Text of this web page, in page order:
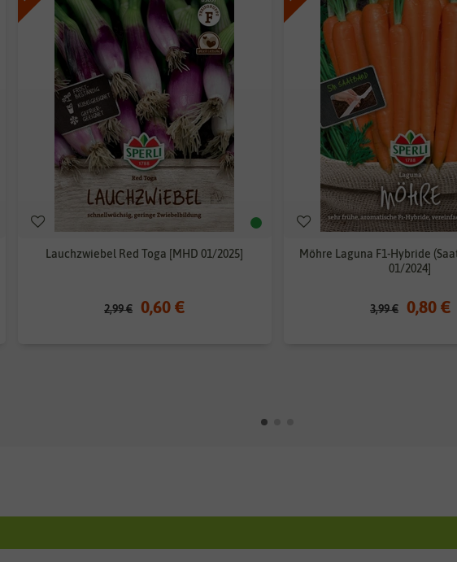
Lauchzwiebel Red Toga [MHD 01/2025]
2,99 € 0,60 €
Möhre Laguna F1-Hybride
01/2024]
3,99 € 0,80 €